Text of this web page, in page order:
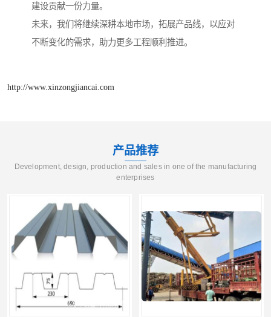
建设贡献一份力量。
未来，我们将继续深耕本地市场，拓展产品线，以应对
不断变化的需求，助力更多工程顺利推进。
http://www.xinzongjiancai.com
产品推荐
Development, design, production and sales in one of the manufacturing
enterprises